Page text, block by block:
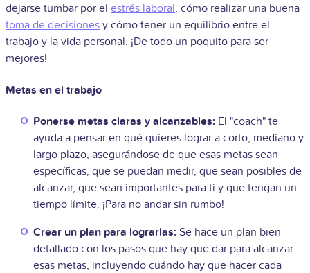
dejarse tumbar por el estrés laboral, cómo realizar una buena
toma de decisiones y cómo tener un equilibrio entre el
trabajo y la vida personal. ¡De todo un poquito para ser
mejores!
Metas en el trabajo
Ponerse metas claras y alcanzables: El "coach" te
ayuda a pensar en qué quieres lograr a corto, mediano y
largo plazo, asegurándose de que esas metas sean
específicas, que se puedan medir, que sean posibles de
alcanzar, que sean importantes para ti y que tengan un
tiempo límite. ¡Para no andar sin rumbo!
Crear un plan para lograrlas: Se hace un plan bien
detallado con los pasos que hay que dar para alcanzar
esas metas, incluyendo cuándo hay que hacer cada